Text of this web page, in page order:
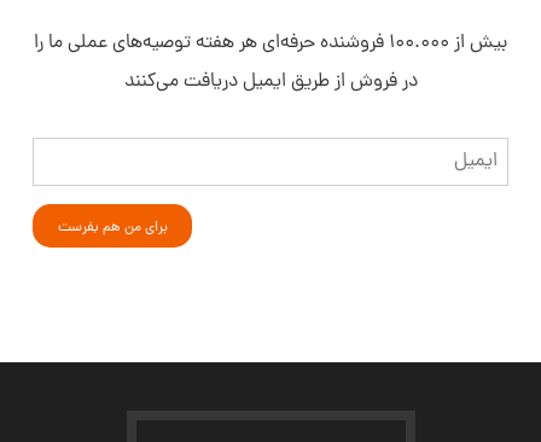
بیش از ۱۰۰.۰۰۰ فروشنده حرفه‌ای هر هفته توصیه‌های عملی ما را
در فروش از طریق ایمیل دریافت می‌کنند
ایمیل